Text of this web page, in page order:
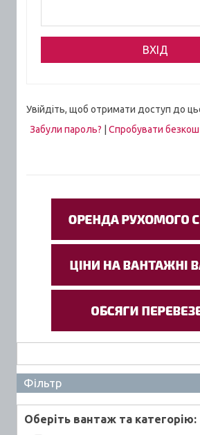
Увійдіть, щоб отримати доступ до
Забули пароль?
Спробувати
Фільтр
Оберiть вантаж та категорiю: